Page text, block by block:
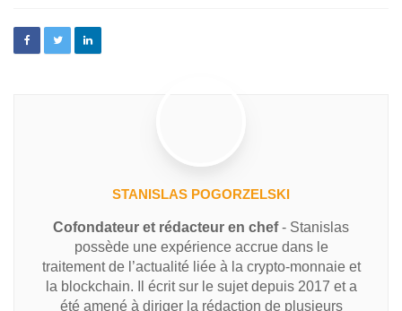
STANISLAS POGORZELSKI
Cofondateur et rédacteur en chef- Stanislas
possède une expérience accrue dans le
traitement de l’actualité liée à la crypto-monnaie et
la blockchain. Il écrit sur le sujet depuis 2017 et a
été amené à diriger la rédaction de plusieurs